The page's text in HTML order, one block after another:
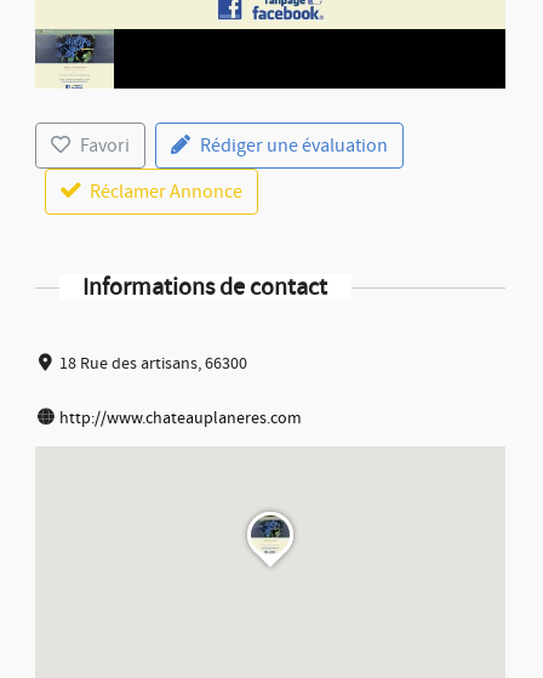
Favori
Rédiger une évaluation
Réclamer Annonce
Informations de contact
18 Rue des artisans, 66300
http://www.chateauplaneres.com